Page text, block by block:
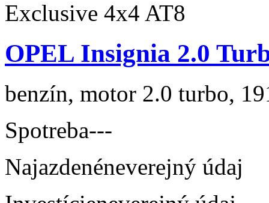
OPEL Insignia 2.0
benzín, motor 2.0 turbo,
Spotreba---
Najazdenéneverejný údaj